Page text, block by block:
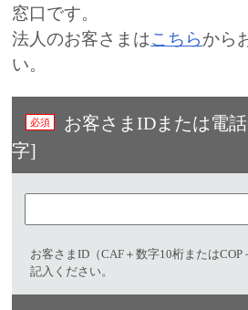
窓口です。
法人のお客さまはこちらから
い。
お客さまIDまたは電
字]​
お客さまID（CAF＋数字10桁または
記入ください。